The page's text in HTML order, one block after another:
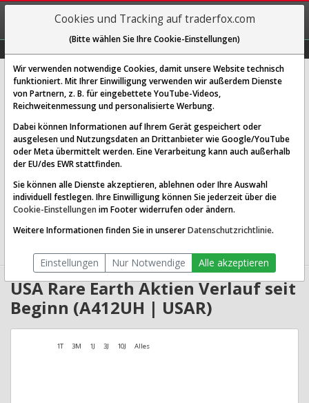
REGIS-
TRIEREN
USA Rare Earth Inc
[USAR | WKN A412UH | ISIN US91733P1075]
19,345 $ 11,18 %
Echtzeit-Aktienkurs 07.08.2026 21:55 Uhr
BID:19,310 $
Website:
Sektor:
Basic Materials / Other Industrial Metals & Mining
4.73 Mrd. USD
Anzahl
244,720,096
USA Rare Earth Aktien Verlauf seit
Beginn (A412UH | USAR)
1T 3M 1J 3J 10J Alles
Cookies und Tracking auf traderfox.com
(Bitte wählen Sie Ihre Cookie-Einstellungen)
Wir verwenden notwendige Cookies, damit unsere Website technisch
funktioniert. Mit Ihrer Einwilligung verwenden wir außerdem Dienste
von Partnern, z. B. für eingebettete YouTube-Videos,
Reichweitenmessung und personalisierte Werbung.
Dabei können Informationen auf Ihrem Gerät gespeichert oder
ausgelesen und Nutzungsdaten an Drittanbieter wie Google/YouTube
oder Meta übermittelt werden. Eine Verarbeitung kann auch außerhalb
der EU/des EWR stattfinden.
Sie können alle Dienste akzeptieren, ablehnen oder Ihre Auswahl
individuell festlegen. Ihre Einwilligung können Sie jederzeit über die
Cookie-Einstellungen im Footer widerrufen oder ändern.
Weitere Informationen finden Sie in unsererDatenschutzrichtlinie.
Einstellungen Nur Notwendige Alle akzeptieren